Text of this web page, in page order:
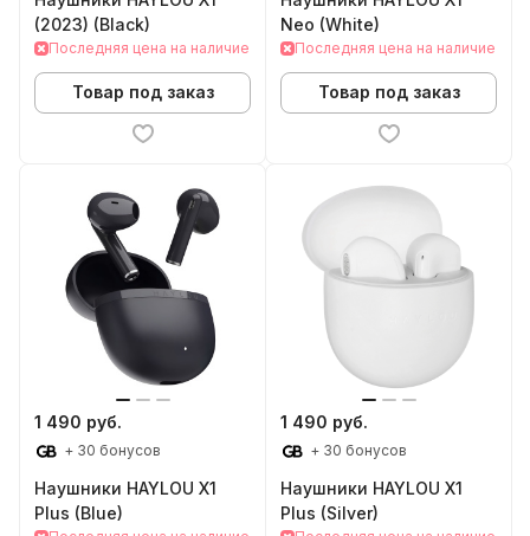
(2023) (Black)
Последняя цена на наличие
Товар под заказ
Neo (White)
Последняя цена на наличие
Товар под заказ
1 490 руб.
+ 30 бонусов
Наушники HAYLOU X1
Plus (Blue)
1 490 руб.
+ 30 бонусов
Наушники HAYLOU X1
Plus (Silver)